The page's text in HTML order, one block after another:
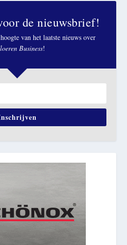
de nieuwsbrief!
van het laatste nieuws over
Business!